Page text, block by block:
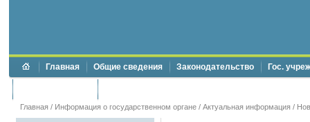
Главная Общие сведения Законодательство Гос.
Главная / Информация о государственном органе / Актуальная информация /